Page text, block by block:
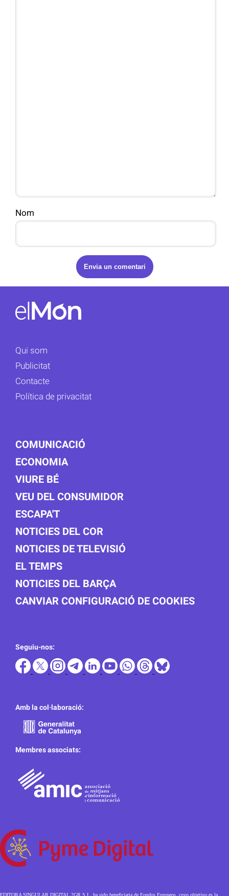
Nom
Qui som
Publicitat
Contacte
Política de privacitat
COMUNICACIÓ
ECONOMIA
VIURE BÉ
VEU DEL CONSUMIDOR
ESCAPA'T
NOTICIES DEL COR
NOTICIES DE TELEVISIÓ
EL TEMPS
NOTICIES DEL BARÇA
CANVIAR CONFIGURACIÓ DE COOKIES
Seguiu-nos:
Amb la col·laboració:
Membres associats: